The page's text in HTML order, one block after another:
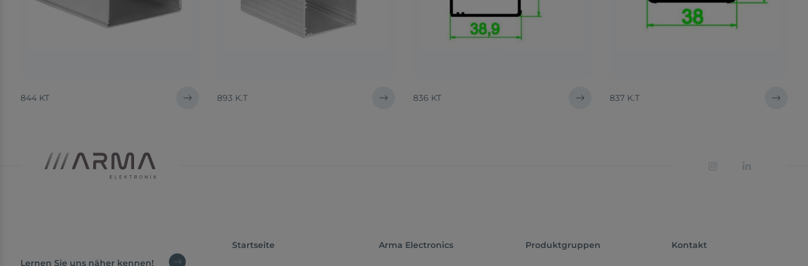
844 KT 893 K.T 836 KT 837 K.T
Lernen Sie uns näher kennen!
Startseite Arma Electronics Produktgruppen Kontakt